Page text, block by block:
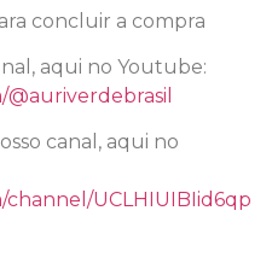
concluir a compra
aqui no Youtube:
canal, aqui no
UCLHIUIBIid6qp